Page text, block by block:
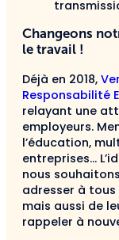
Changeons
le travail !
Déjà en 2018,
Responsabilité
relayant une
employeurs.
l’éducation,
entreprises…
nous
adresser à
mais aussi de
rappeler à